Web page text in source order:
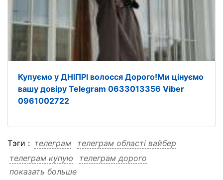
Купуємо у ДНІПРІ волосся Дорого!Ми цінуємо
вашу довіру Telegram 0633013356 Viber
0961002722
Тэги : телеграм
телеграм області вайбер
телеграм купую
телеграм дорого
телеграм днІпрІ
показать больше